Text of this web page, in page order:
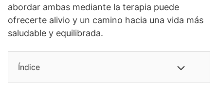
abordar ambas mediante la terapia puede
ofrecerte alivio y un camino hacia una vida más
saludable y equilibrada.
Índice